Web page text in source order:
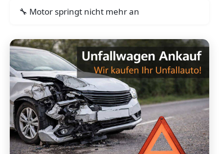
Motor springt nicht mehr an